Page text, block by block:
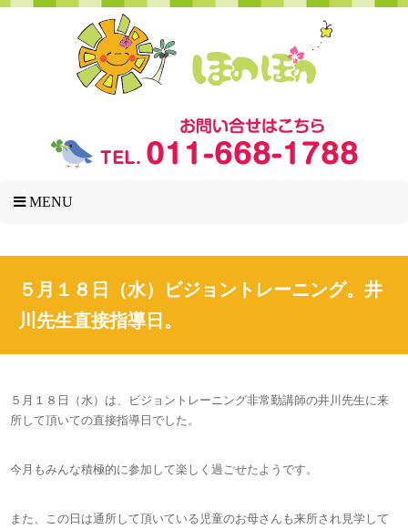
MENU
５月１８日（水）ビジョントレーニング。井
川先生直接指導日。
５月１８日（水）は、ビジョントレーニング非常勤講師の井川先生に来
所して頂いての直接指導日でした。
今月もみんな積極的に参加して楽しく過ごせたようです。
また、この日は通所して頂いている児童のお母さんも来所され見学して